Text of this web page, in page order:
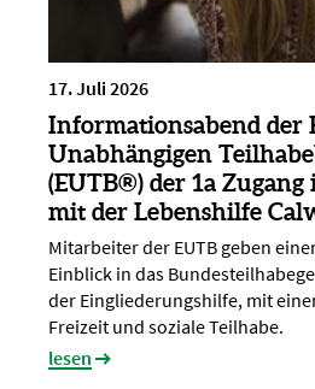
17. Juli 2026
Informationsabend der
Unabhängigen
(EUTB®) der 1a
mit der Lebenshilfe
Mitarbeiter der EUTB geben
Einblick in das
der Eingliederungshilfe, mit
Freizeit und soziale Teilhabe.
lesen